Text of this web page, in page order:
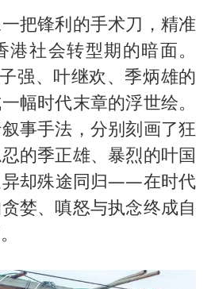
一把锋利的手术刀，精准
社会转型期的暗面。
强、叶继欢、季炳雄的
幅时代末章的浮世绘。
事手法，分别刻画了狂
的季正雄、暴烈的叶国
异却殊途同归——在时代
婪、嗔怒与执念终成自